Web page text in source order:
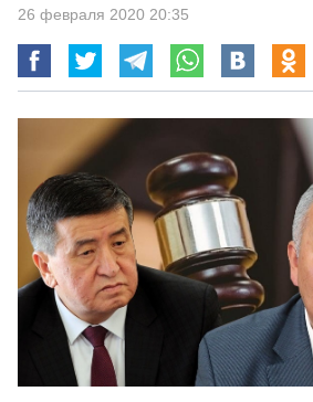
26 февраля 2020 20:35